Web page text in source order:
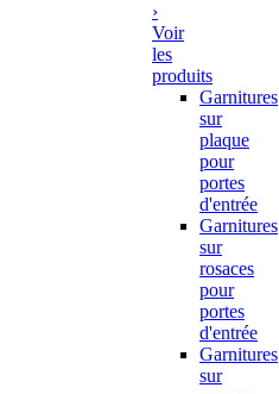
›
Voir
les
produits
Garnitures
sur
plaque
pour
portes
d'entrée
Garnitures
sur
rosaces
pour
portes
d'entrée
Garnitures
sur